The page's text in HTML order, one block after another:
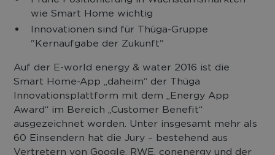
wie Smart Home wichtig
Innovationen sind für Thüga-Gruppe
"Kernaufgabe der Zukunft"
Auf der E-world energy & water 2016 ist die
Smart Home-App „daheim“ der Thüga
Innovationsplattform mit dem „Energy App
Award“ im Bereich „Customer Benefit“
ausgezeichnet worden. Unter insgesamt mehr als
60 Einsendern hat die Jury – bestehend aus
Vertretern von Google, RWE, conenergy und der